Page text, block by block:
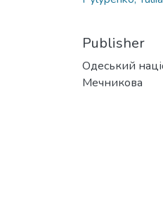
Publisher
Одеський
Мечникова